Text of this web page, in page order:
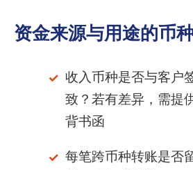
资金来源与用途的币
收入币种是否与客户
致？若有差异，需提
背书函
每笔跨币种转账是否